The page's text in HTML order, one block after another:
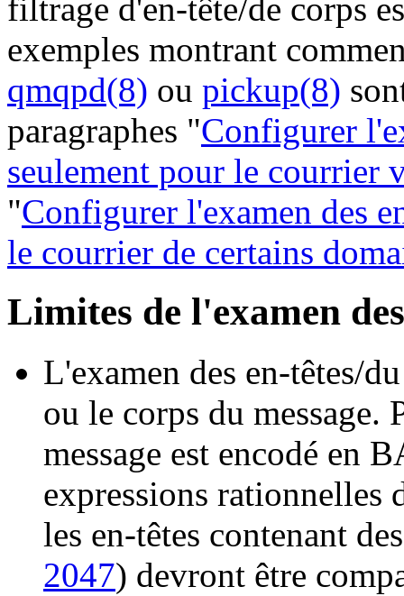
filtrage d'en-tête/de corps
exemples montrant
qmqpd(8) ou pickup(8)
paragraphes "Configurer
seulement pour le courrier
"Configurer l'examen des
le courrier de certains
Limites de l'examen
L'examen des en-têtes/
ou le corps du message.
message est encodé en
expressions rationnelles
les en-têtes contenant
2047) devront être